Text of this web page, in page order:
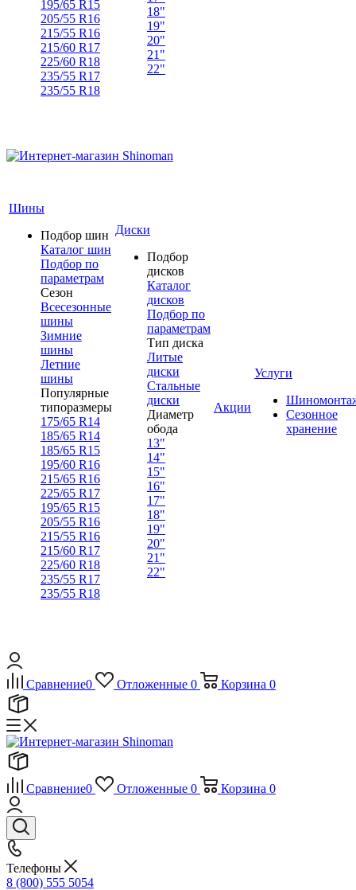
195/65 R15
205/55 R16
215/55 R16
215/60 R17
225/60 R18
235/55 R17
235/55 R18
18"
19"
20"
21"
22"
Шины
Подбор шин
Каталог шин
Подбор по
параметрам
Сезон
Всесезонные
шины
Зимние
шины
Летние
шины
Популярные
типоразмеры
175/65 R14
185/65 R14
185/65 R15
195/60 R16
215/65 R16
225/65 R17
195/65 R15
205/55 R16
215/55 R16
215/60 R17
225/60 R18
235/55 R17
235/55 R18
Диски
Подбор
дисков
Каталог
дисков
Подбор по
параметрам
Тип диска
Литые
диски
Стальные
диски
Диаметр
обода
13"
14"
15"
16"
17"
18"
19"
20"
21"
22"
Акции
Услуги
Сезонное
хранение
Сравнение0 Отложенные 0 Корзина 0
Сравнение0 Отложенные 0 Корзина 0
Телефоны
8 (800) 555 5054